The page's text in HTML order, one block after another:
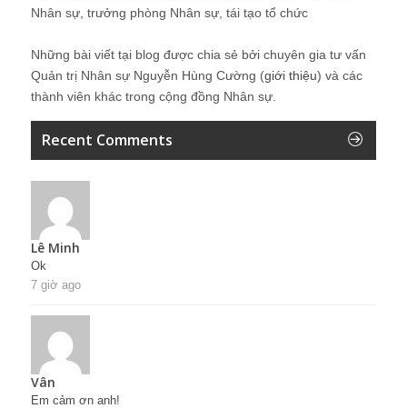
Nhân sự, trưởng phòng Nhân sự, tái tạo tổ chức
Những bài viết tại blog được chia sẻ bởi chuyên gia tư vấn
Quản trị Nhân sự Nguyễn Hùng Cường (giới thiệu) và các
thành viên khác trong cộng đồng Nhân sự.
Recent Comments
Lê Minh
Ok
7 giờ ago
Vân
Em cảm ơn anh!